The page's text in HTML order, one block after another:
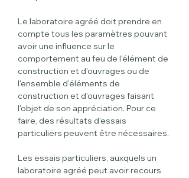
Le laboratoire agréé doit prendre en
compte tous les paramètres pouvant
avoir une influence sur le
comportement au feu de l'élément de
construction et d'ouvrages ou de
l'ensemble d'éléments de
construction et d'ouvrages faisant
l'objet de son appréciation. Pour ce
faire, des résultats d'essais
particuliers peuvent être nécessaires.
Les essais particuliers, auxquels un
laboratoire agréé peut avoir recours